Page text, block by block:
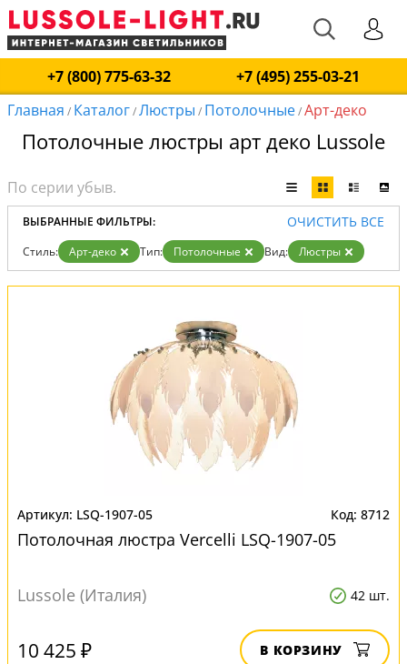
+7 (800) 775-63-32
+7 (495) 255-03-21
Главная / Каталог/Люстры / Потолочные/Арт-деко
Потолочные люстры арт деко Lussole
ВЫБРАННЫЕ ФИЛЬТРЫ: ОЧИСТИТЬ ВСЕ
Стиль: Арт-деко Тип: Потолочные Вид: Люстры
LSQ-1907-05 8712
Потолочная люстра Vercelli LSQ-1907-05
Lussole (Италия) 42 шт.
10 425 ₽ В КОРЗИНУ